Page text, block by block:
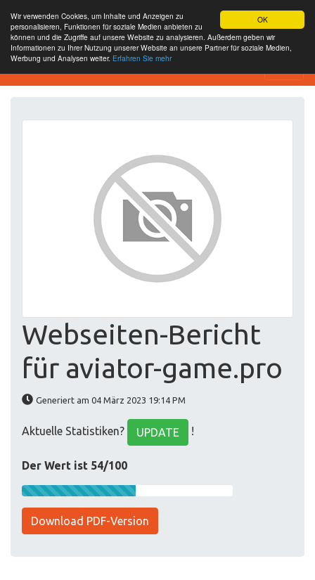
OK
Wir verwenden Cookies, um Inhalte und Anzeigen zu
personalisieren, Funktionen für soziale Medien anbieten zu
können und die Zugriffe auf unsere Website zu analysieren. Außerdem geben wir
Informationen zu Ihrer Nutzung unserer Website an unsere Partner für soziale Medien,
Werbung und Analysen weiter. Erfahren Sie mehr
SEO Analytics
Webseiten-Bericht
für aviator-game.pro
Generiert am 04 März 2023 19:14 PM
Aktuelle Statistiken? UPDATE !
Der Wert ist 54/100
Download PDF-Version